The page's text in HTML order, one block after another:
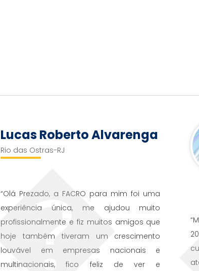
Lucas Roberto Alvarenga
Rio das Ostras-RJ
“Olá Prezado, a FACRO para mim foi uma
experiência única, me ajudou muito
profissionalmente e fiz muitos amigos que
hoje também tiveram um crescimento
louvável em empresas nacionais e
multinacionais, fico feliz de ver e